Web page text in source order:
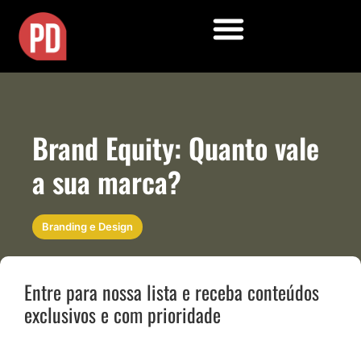
Brand Equity: Quanto vale
a sua marca?
Branding e Design
Entre para nossa lista e receba conteúdos
exclusivos e com prioridade